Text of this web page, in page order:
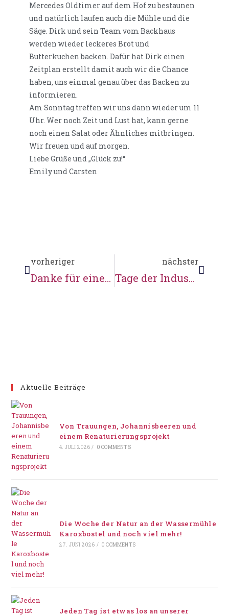
Mercedes Oldtimer auf dem Hof zu bestaunen
und natürlich laufen auch die Mühle und die
Säge. Dirk und sein Team vom Backhaus
werden wieder leckeres Brot und
Butterkuchen backen. Dafür hat Dirk einen
Zeitplan erstellt damit auch wir die Chance
haben, uns einmal genau über das Backen zu
informieren.
Am Sonntag treffen wir uns dann wieder um 11
Uhr. Wer noch Zeit und Lust hat, kann gerne
noch einen Salat oder Ähnliches mitbringen.
Wir freuen und auf morgen.
Liebe Grüße und „Glück zu!“
Emily und Carsten
vorheriger
Danke für einen schönen Tag!
nächster
Tage der Industriekultur am Wasser an der Wassermühle Karoxbostel
Aktuelle Beiträge
Von Trauungen, Johannisbeeren und
einem Renaturierungsprojekt
4. JULI 2026 / 0 COMMENTS
Die Woche der Natur an der Wassermühle
Karoxbostel und noch viel mehr!
27. JUNI 2026 / 0 COMMENTS
Jeden Tag ist etwas los an unserer